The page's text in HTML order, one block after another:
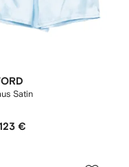
Satin
€